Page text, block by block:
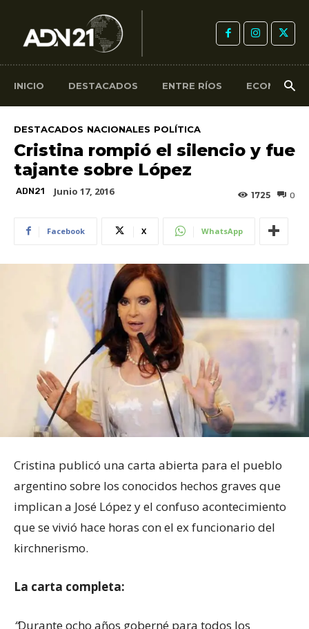
INICIO DESTACADOS ENTRE RÍOS ECONOMÍA
DESTACADOS NACIONALES POLÍTICA
Cristina rompió el silencio y fue
tajante sobre López
ADN21 Junio 17, 2016 0
1725
Facebook X WhatsApp
Cristina publicó una carta abierta para el pueblo
argentino sobre los conocidos hechos graves que
implican a José López y el confuso acontecimiento
que se vivió hace horas con el ex funcionario del
kirchnerismo.
La carta completa:
“Durante ocho años goberné para todos los